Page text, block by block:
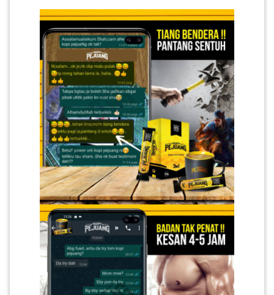
SABAH(0)
SARAWAK(2)
JOHOR(8)
MELAKA(53)
PENANG(2)
PERLIS(6)
LUMPUR(16)